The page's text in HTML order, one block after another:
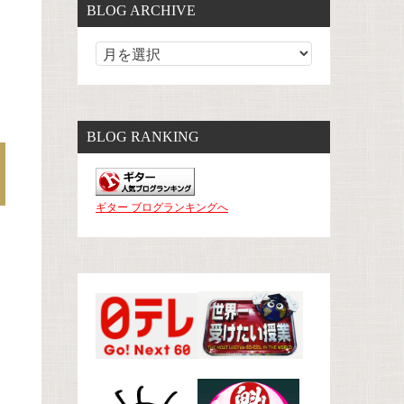
BLOG ARCHIVE
BLOG RANKING
ギター ブログランキングへ